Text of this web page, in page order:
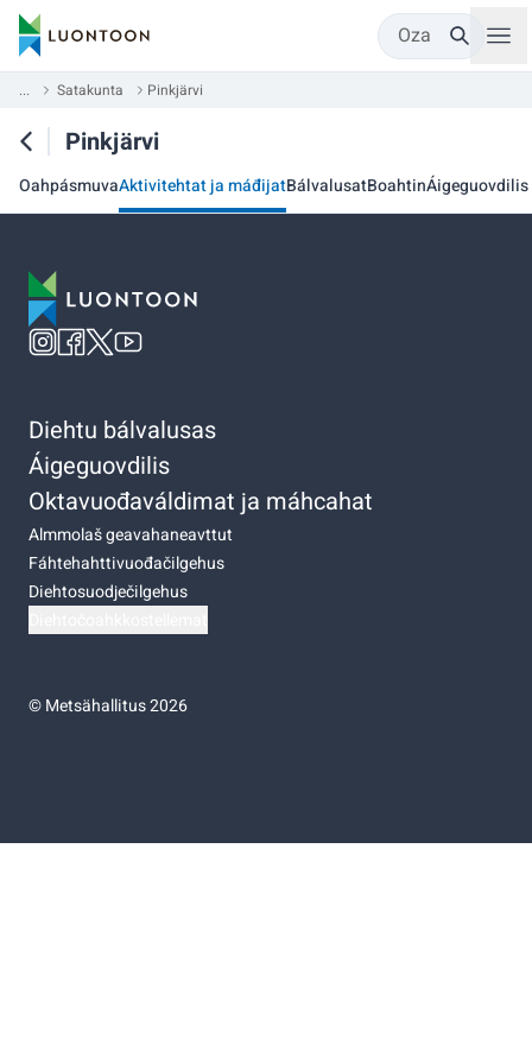
Oza
... Satakunta Pinkjärvi
Pinkjärvi
OahpásmuvaAktivitehtat ja máđijatBálvalusatBoahtinÁigeguovdilis
Diehtu bálvalusas
Áigeguovdilis
Oktavuođaváldimat ja máhcahat
Almmolaš geavahaneavttut
Fáhtehahttivuođačilgehus
Diehtosuodječilgehus
©Metsähallitus 2026